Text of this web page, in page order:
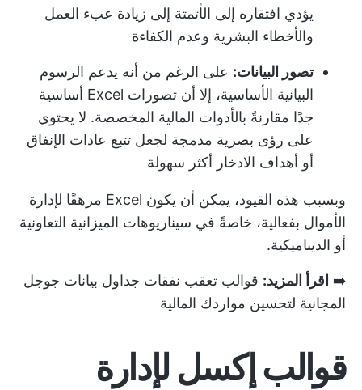
يؤدي افتقاره إلى الأتمتة إلى زيادة عبء العمل
والأخطاء البشرية وعدم الكفاءة
تصور البيانات: على الرغم من أنه يدعم الرسوم
البيانية الأساسية، إلا أن تصورات Excel أساسية
جدًا مقارنةً بالأدوات المالية المخصصة. لا يحتوي
على رؤى بصرية مدمجة لجعل تتبع عادات الإنفاق
أو أهداف الادخار أكثر سهولة
وبسبب هذه القيود، يمكن أن يكون Excel مرهقًا لإدارة
الأموال بفعالية، خاصةً في سيناريوهات الميزانية التعاونية
أو الديناميكية.
➡️ اقرأ المزيد: قوالب تعقب نفقات جداول بيانات جوجل
المجانية لتحسين مواردك المالية
قوالب إكسل لإدارة